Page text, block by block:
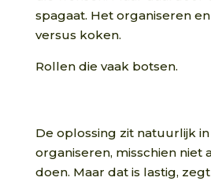
spagaat. Het organiseren
versus koken.
Rollen die vaak botsen.
De oplossing zit natuurlijk
organiseren, misschien niet
doen. Maar dat is lastig,